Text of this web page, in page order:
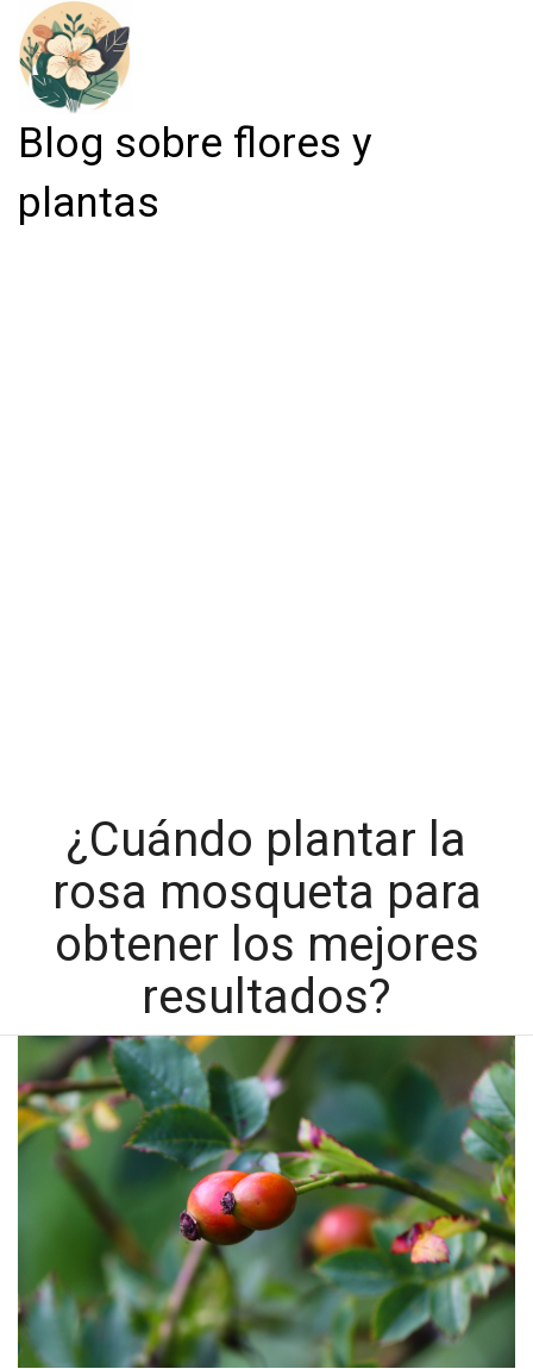
Blog sobre flores y
plantas
¿Cuándo plantar la
rosa mosqueta para
obtener los mejores
resultados?